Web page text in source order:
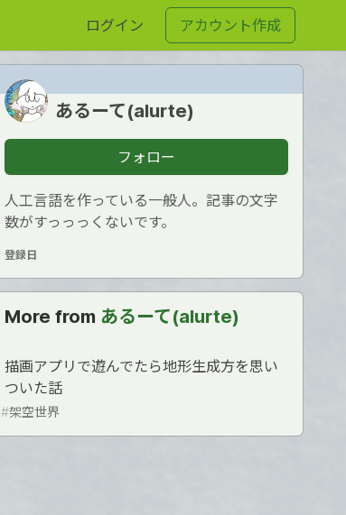
ログイン アカウント作成
あるーて(alurte)
フォロー
人工言語を作っている一般人。記事の文字
数がすっっっくないです。
登録日
More from あるーて(alurte)
描画アプリで遊んでたら地形生成方を思い
ついた話
#架空世界